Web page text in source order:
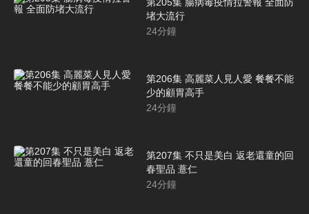
堵大流行
24分鐘
第206集 高麗菜人見人愛 餐餐不能
少的顧胃高手
24分鐘
第207集 不只是美白 返老還童的回
春聖品 薏仁
24分鐘